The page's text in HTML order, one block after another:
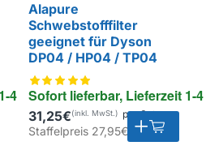
4 Tage
EIGENMARKE
Sofort lieferbar, Lieferzeit 1-
Alapure
Schwebstofffilter
geeignet für Dyson
DP04 / HP04 / TP04
31,25€ pro Satz
Staffelpreis27,95€